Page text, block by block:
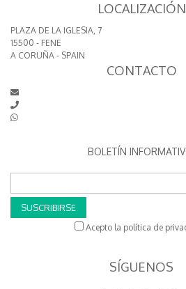
LOCALIZACIÓN
PLAZA DE LA IGLESIA, 7
15500 - FENE
A CORUÑA - SPAIN
CONTACTO
BOLETÍN
SUSCRIBIRSE
Acepto la política de
SÍGUENOS